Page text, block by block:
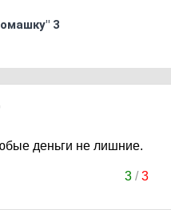
3
деньги не лишние.
3/3